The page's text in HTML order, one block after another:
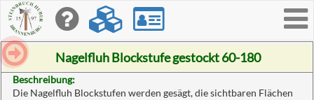
Nagelfluh Blockstufe gestockt 60-180
Beschreibung:
Die Nagelfluh Blockstufen werden gesägt, die sichtbaren Flächen